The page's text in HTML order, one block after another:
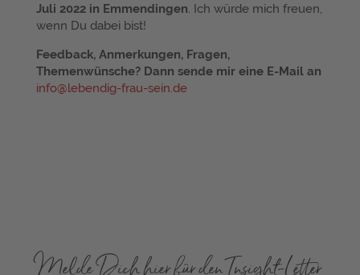
Juli 2022 in Emmendingen. Ich würde mich freuen,
wenn Du dabei bist!
Feedback, Anmerkungen, Fragen,
Themenwünsche? Dann sende mir eine E-Mail an
info@lebendig-frau-sein.de
Melde Dich hier für den Insight-Letter